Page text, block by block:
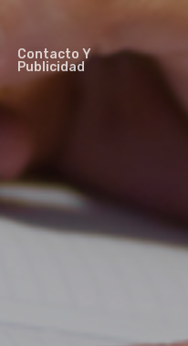
Contacto Y
Publicidad